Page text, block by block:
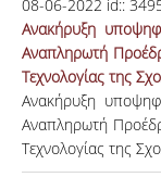
08-06-2022 id::
Ανακήρυξη
Αναπληρωτή
Τεχνολογίας της
Ανακήρυξη
Αναπληρωτή
Τεχνολογίας της